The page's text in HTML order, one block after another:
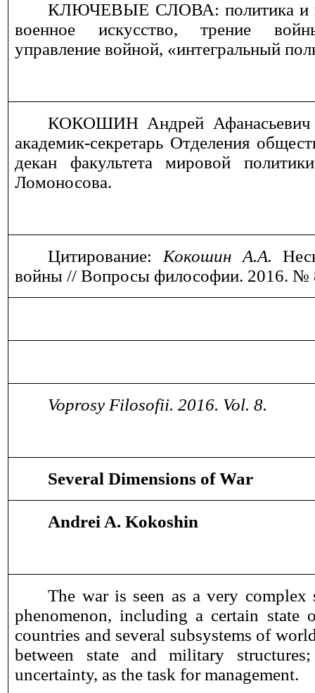
КЛЮЧЕВЫЕ СЛОВА: политика и
военное искусство, трение
управление войной, «интегральный
КОКОШИН Андрей Афанасьевич
академик-секретарь Отделения
декан факультета мировой
Ломоносова.
Цитирование:Кокошин А.А.
войны // Вопросы философии. 2016. №
Voprosy Filosofii. 2016. Vol. 8.
Several Dimensions of War
Andrei A. Kokoshin
The war is seen as a very
phenomenon, including a certain state
countries and several subsystems of
between state and military
uncertainty, as the task for management.